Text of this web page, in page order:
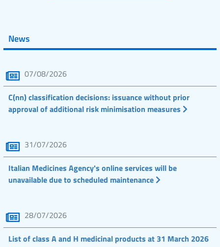
News
07/08/2026
C(nn) classification decisions: issuance without prior
approval of additional risk minimisation measures
31/07/2026
Italian Medicines Agency's online services will be
unavailable due to scheduled maintenance
28/07/2026
List of class A and H medicinal products at 31 March 2026